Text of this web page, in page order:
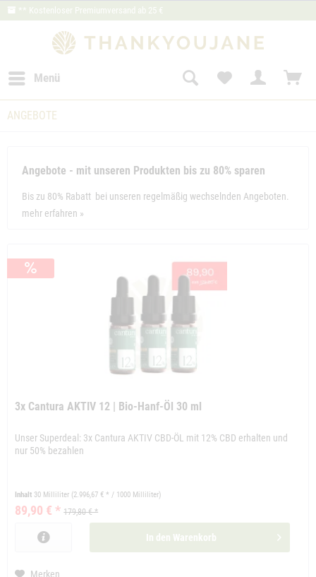
** Kostenloser Premiumversand ab 25 €
Menü
ANGEBOTE
Angebote - mit unseren Produkten bis zu 80% sparen
Bis zu 80% Rabatt bei unseren regelmäßig wechselnden Angeboten.
mehr erfahren »
3x Cantura AKTIV 12 | Bio-Hanf-Öl 30 ml
Unser Superdeal: 3x Cantura AKTIV CBD-ÖL mit 12% CBD erhalten und
nur 50% bezahlen
Inhalt 30 Milliliter (2.996,67 € * / 1000 Milliliter)
89,90 € * 179,80 € *
In den Warenkorb
Merken